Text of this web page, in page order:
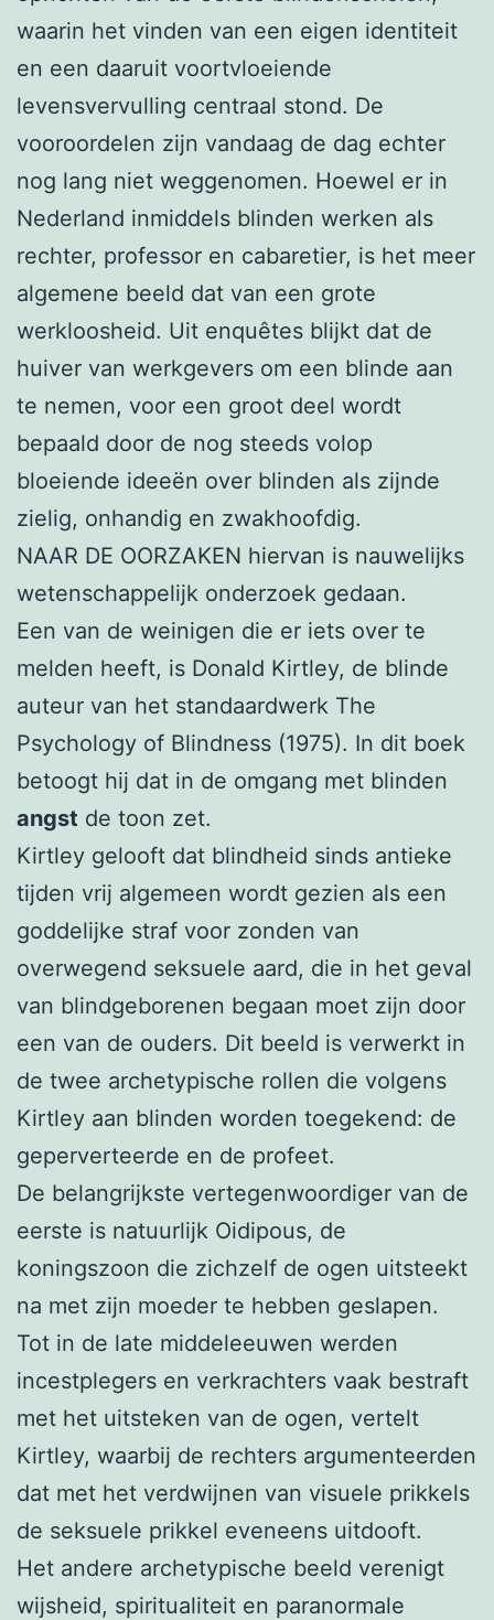
waarin het vinden van een eigen identiteit
en een daaruit voortvloeiende
levensvervulling centraal stond. De
vooroordelen zijn vandaag de dag echter
nog lang niet weggenomen. Hoewel er in
Nederland inmiddels blinden werken als
rechter, professor en cabaretier, is het meer
algemene beeld dat van een grote
werkloosheid. Uit enquêtes blijkt dat de
huiver van werkgevers om een blinde aan
te nemen, voor een groot deel wordt
bepaald door de nog steeds volop
bloeiende ideeën over blinden als zijnde
zielig, onhandig en zwakhoofdig.
NAAR DE OORZAKEN hiervan is nauwelijks
wetenschappelijk onderzoek gedaan.
Een van de weinigen die er iets over te
melden heeft, is Donald Kirtley, de blinde
auteur van het standaardwerk The
Psychology of Blindness (1975). In dit boek
betoogt hij dat in de omgang met blinden
angst de toon zet.
Kirtley gelooft dat blindheid sinds antieke
tijden vrij algemeen wordt gezien als een
goddelijke straf voor zonden van
overwegend seksuele aard, die in het geval
van blindgeborenen begaan moet zijn door
een van de ouders. Dit beeld is verwerkt in
de twee archetypische rollen die volgens
Kirtley aan blinden worden toegekend: de
geperverteerde en de profeet.
De belangrijkste vertegenwoordiger van de
eerste is natuurlijk Oidipous, de
koningszoon die zichzelf de ogen uitsteekt
na met zijn moeder te hebben geslapen.
Tot in de late middeleeuwen werden
incestplegers en verkrachters vaak bestraft
met het uitsteken van de ogen, vertelt
Kirtley, waarbij de rechters argumenteerden
dat met het verdwijnen van visuele prikkels
de seksuele prikkel eveneens uitdooft.
Het andere archetypische beeld verenigt
wijsheid, spiritualiteit en paranormale